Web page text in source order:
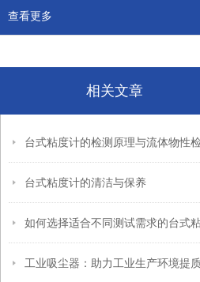
查看更多
相关文章
台式粘度计的清洁与保养